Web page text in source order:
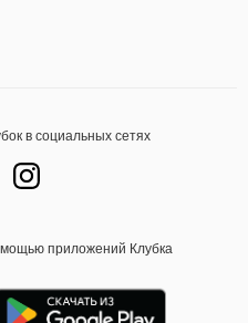
в социальных сетях
приложений Клубка